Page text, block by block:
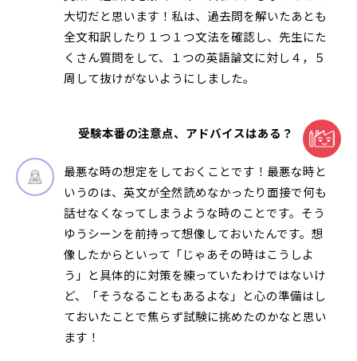
大切だと思います！私は、過去問を解いたあとも
全文和訳したり１つ１つ文法を確認し、先生にた
くさん質問をして、１つの英語論文に対し４，５
周して抜けがないようにしました。
受験本番の注意点、アドバイスはある？
最悪な時の想定をしておくことです！最悪な時と
いうのは、英文が全然読めなかったり面接で何も
話せなくなってしまうような時のことです。そう
ゆうシーンを前持って想像しておいたんです。想
像したからといって「じゃあその時はこうしよ
う」と具体的に対策を練っていたわけではないけ
ど、「そうなることもあるよな」と心の準備はし
ておいたことで焦らず試験に挑めたのかなと思い
ます！